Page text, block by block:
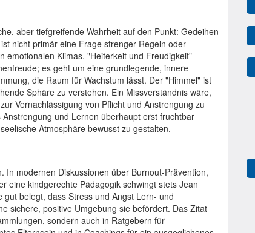
aber tiefgreifende Wahrheit auf den Punkt: Gedeihen
nicht primär eine Frage strenger Regeln oder
emotionalen Klimas. "Heiterkeit und Freudigkeit"
es geht um eine grundlegende, innere
die Raum für Wachstum lässt. Der "Himmel" ist
Sphäre zu verstehen. Ein Missverständnis wäre,
Vernachlässigung von Pflicht und Anstrengung zu
und Lernen überhaupt erst fruchtbar
Atmosphäre bewusst zu gestalten.
In modernen Diskussionen über Burnout-Prävention,
eine kindgerechte Pädagogik schwingt stets Jean
belegt, dass Stress und Angst Lern- und
sichere, positive Umgebung sie befördert. Das Zitat
sondern auch in Ratgebern für